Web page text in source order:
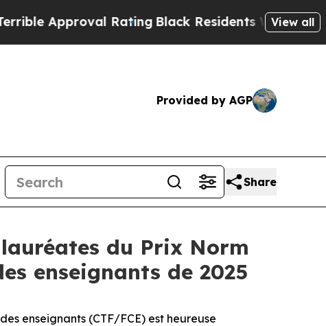
RatingBlack Residents Warned of View all
Provided by AGP
Share
du Prix Norm
enseignants de 2025
enseignants (CTF/FCE) est heureuse